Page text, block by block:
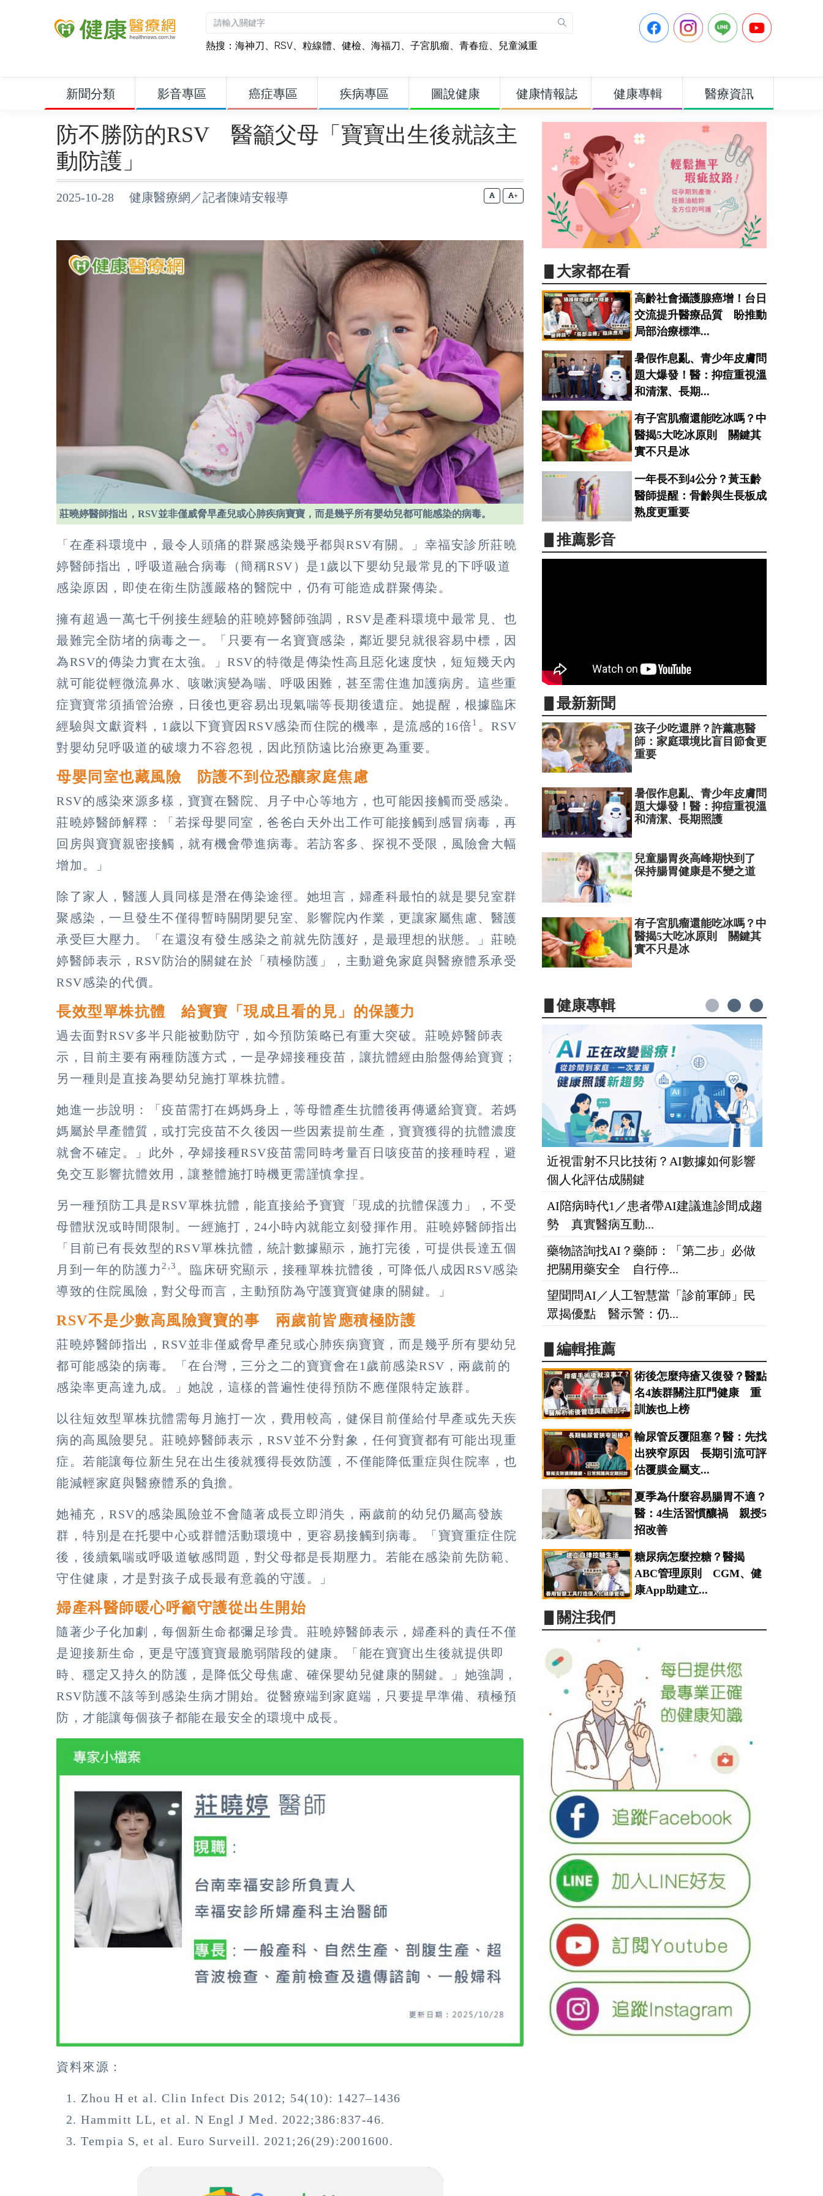
熱搜： 海神刀 、 RSV、 粒線體、 健檢、 海福刀 、 子宮肌瘤、 青春痘、 兒童減重
新聞分類 影音專區 癌症專區 疾病專區 圖說健康 健康情報誌 健康專輯 醫療資訊
防不勝防的RSV 醫籲父母「寶寶出生後就該主
動防護」
2025-10-28 健康醫療網／記者陳靖安報導 +
莊曉婷醫師指出，RSV並非僅威脅早產兒或心肺疾病寶寶，而是幾乎所有嬰幼兒都可能感染的病毒。
「在產科環境中，最令人頭痛的群聚感染幾乎都與RSV有關。」幸福安診所莊曉
婷醫師指出，呼吸道融合病毒（簡稱RSV）是1歲以下嬰幼兒最常見的下呼吸道
感染原因，即使在衛生防護嚴格的醫院中，仍有可能造成群聚傳染。
擁有超過一萬七千例接生經驗的莊曉婷醫師強調，RSV是產科環境中最常見、也
最難完全防堵的病毒之一。「只要有一名寶寶感染，鄰近嬰兒就很容易中標，因
為RSV的傳染力實在太強。」RSV的特徵是傳染性高且惡化速度快，短短幾天內
就可能從輕微流鼻水、咳嗽演變為喘、呼吸困難，甚至需住進加護病房。這些重
症寶寶常須插管治療，日後也更容易出現氣喘等長期後遺症。她提醒，根據臨床
經驗與文獻資料，1歲以下寶寶因RSV感染而住院的機率，是流感的16倍1 。RSV
對嬰幼兒呼吸道的破壞力不容忽視，因此預防遠比治療更為重要。
母嬰同室也藏風險 防護不到位恐釀家庭焦慮
RSV的感染來源多樣，寶寶在醫院、月子中心等地方，也可能因接觸而受感染。
莊曉婷醫師解釋：「若採母嬰同室，爸爸白天外出工作可能接觸到感冒病毒，再
回房與寶寶親密接觸，就有機會帶進病毒。若訪客多、探視不受限，風險會大幅
增加。」
除了家人，醫護人員同樣是潛在傳染途徑。她坦言，婦產科最怕的就是嬰兒室群
聚感染，一旦發生不僅得暫時關閉嬰兒室、影響院內作業，更讓家屬焦慮、醫護
承受巨大壓力。「在還沒有發生感染之前就先防護好，是最理想的狀態。」莊曉
婷醫師表示，RSV防治的關鍵在於「積極防護」，主動避免家庭與醫療體系承受
RSV感染的代價。
長效型單株抗體 給寶寶「現成且看的見」的保護力
過去面對RSV多半只能被動防守，如今預防策略已有重大突破。莊曉婷醫師表
示，目前主要有兩種防護方式，一是孕婦接種疫苗，讓抗體經由胎盤傳給寶寶；
另一種則是直接為嬰幼兒施打單株抗體。
她進一步說明：「疫苗需打在媽媽身上，等母體產生抗體後再傳遞給寶寶。若媽
媽屬於早產體質，或打完疫苗不久後因一些因素提前生產，寶寶獲得的抗體濃度
就會不確定。」此外，孕婦接種RSV疫苗需同時考量百日咳疫苗的接種時程，避
免交互影響抗體效用，讓整體施打時機更需謹慎拿捏。
另一種預防工具是RSV單株抗體，能直接給予寶寶「現成的抗體保護力」，不受
母體狀況或時間限制。一經施打，24小時內就能立刻發揮作用。莊曉婷醫師指出
「目前已有長效型的RSV單株抗體，統計數據顯示，施打完後，可提供長達五個
月到一年的防護力 2,3 。臨床研究顯示，接種單株抗體後，可降低八成因RSV感染
導致的住院風險，對父母而言，主動預防為守護寶寶健康的關鍵。」
RSV不是少數高風險寶寶的事 兩歲前皆應積極防護
莊曉婷醫師指出，RSV並非僅威脅早產兒或心肺疾病寶寶，而是幾乎所有嬰幼兒
都可能感染的病毒。「在台灣，三分之二的寶寶會在1歲前感染RSV，兩歲前的
感染率更高達九成。」她說，這樣的普遍性使得預防不應僅限特定族群。
以往短效型單株抗體需每月施打一次，費用較高，健保目前僅給付早產或先天疾
病的高風險嬰兒。莊曉婷醫師表示，RSV並不分對象，任何寶寶都有可能出現重
症。若能讓每位新生兒在出生後就獲得長效防護，不僅能降低重症與住院率，也
能減輕家庭與醫療體系的負擔。
她補充，RSV的感染風險並不會隨著成長立即消失，兩歲前的幼兒仍屬高發族
群，特別是在托嬰中心或群體活動環境中，更容易接觸到病毒。「寶寶重症住院
後，後續氣喘或呼吸道敏感問題，對父母都是長期壓力。若能在感染前先防範、
守住健康，才是對孩子成長最有意義的守護。」
婦產科醫師暖心呼籲守護從出生開始
隨著少子化加劇，每個新生命都彌足珍貴。莊曉婷醫師表示，婦產科的責任不僅
是迎接新生命，更是守護寶寶最脆弱階段的健康。「能在寶寶出生後就提供即
時、穩定又持久的防護，是降低父母焦慮、確保嬰幼兒健康的關鍵。」她強調，
RSV防護不該等到感染生病才開始。從醫療端到家庭端，只要提早準備、積極預
防，才能讓每個孩子都能在最安全的環境中成長。
資料來源：
Zhou H et al. Clin Infect Dis 2012; 54(10): 1427–1436
Hammitt LL, et al. N Engl J Med. 2022;386:837-46.
Tempia S, et al. Euro Surveill. 2021;26(29):2001600.
▋大家都在看
高齡社會攝護腺癌增！台日
交流提升醫療品質 盼推動
局部治療標準...
暑假作息亂、青少年皮膚問
題大爆發！醫：抑痘重視溫
和清潔、長期...
有子宮肌瘤還能吃冰嗎？中
醫揭5大吃冰原則 關鍵其
實不只是冰
一年長不到4公分？黃玉齡
醫師提醒：骨齡與生長板成
熟度更重要
▋推薦影音
▋最新新聞
孩子少吃還胖？許薰惠醫
師：家庭環境比盲目節食更
重要
暑假作息亂、青少年皮膚問
題大爆發！醫：抑痘重視溫
和清潔、長期照護
兒童腸胃炎高峰期快到了
保持腸胃健康是不變之道
有子宮肌瘤還能吃冰嗎？中
醫揭5大吃冰原則 關鍵其
實不只是冰
▋健康專輯
近視雷射不只比技術？AI數據如何影響
個人化評估成關鍵
AI陪病時代1／患者帶AI建議進診間成趨
勢 真實醫病互動...
藥物諮詢找AI？藥師：「第二步」必做
把關用藥安全 自行停...
望聞問AI／人工智慧當「診前軍師」民
眾揭優點 醫示警：仍...
▋編輯推薦
術後怎麼痔瘡又復發？醫點
名4族群關注肛門健康 重
訓族也上榜
輸尿管反覆阻塞？醫：先找
出狹窄原因 長期引流可評
估覆膜金屬支...
夏季為什麼容易腸胃不適？
醫：4生活習慣釀禍 親授5
招改善
糖尿病怎麼控糖？醫揭
ABC管理原則 CGM、健
康App助建立...
▋關注我們